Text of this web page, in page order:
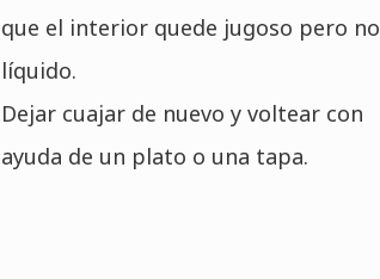
que el interior quede jugoso pero no
líquido.
Dejar cuajar de nuevo y voltear con
ayuda de un plato o una tapa.